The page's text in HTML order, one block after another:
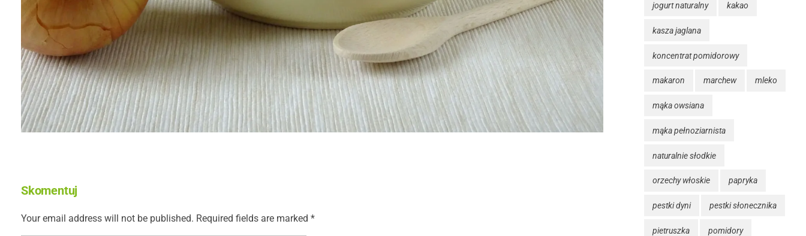
Skomentuj
Your email address will not be published. Required fields are marked *
jogurt naturalny kakao
kasza jaglana
koncentrat pomidorowy
makaron marchew mleko
mąka owsiana
mąka pełnoziarnista
naturalnie słodkie
orzechy włoskie papryka
pestki dyni pestki słonecznika
pietruszka pomidory